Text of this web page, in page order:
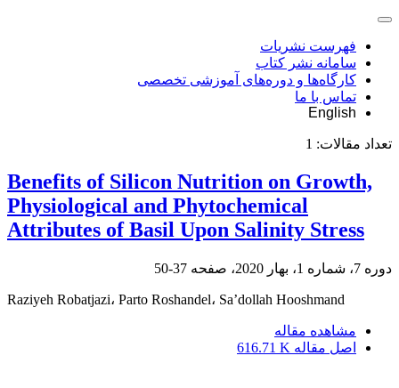
فهرست نشریات
سامانه نشر کتاب
کارگاه‌ها و دوره‌های آموزشی تخصصی
تماس با ما
English
تعداد مقالات: 1
Benefits of Silicon Nutrition on Growth,
Physiological and Phytochemical
Attributes of Basil Upon Salinity Stress
دوره 7، شماره 1، بهار 2020، صفحه 37-50
Raziyeh Robatjazi، Parto Roshandel، Sa’dollah Hooshmand
مشاهده مقاله
اصل مقاله 616.71 K